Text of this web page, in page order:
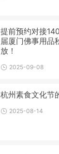
提前预约对接
届厦门佛事用品
放！
2025-09-08
杭州素食文化节
2025-08-14